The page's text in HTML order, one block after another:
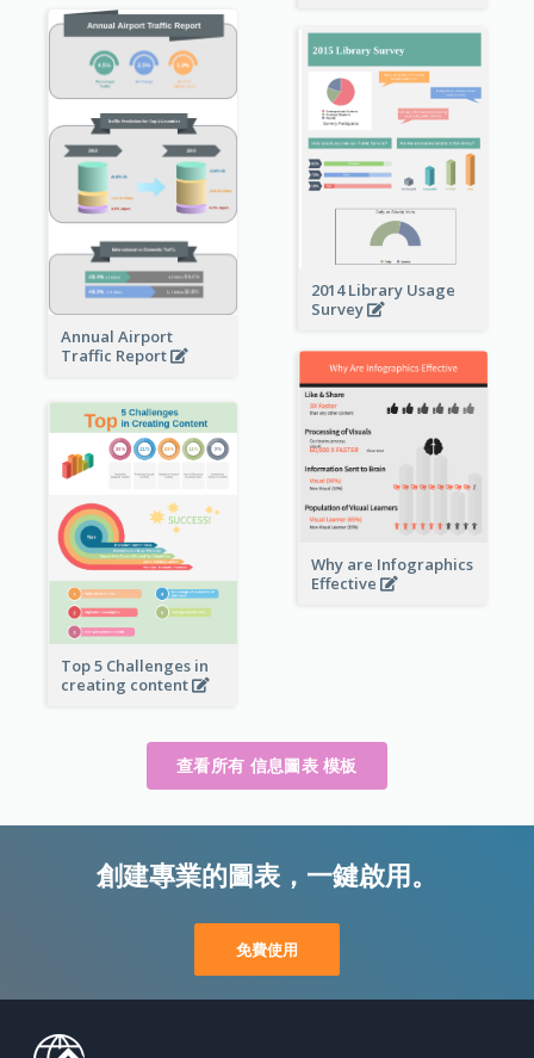
Annual Airport
Traffic Report
2014 Library Usage
Survey
Why are Infographics
Effective
Top 5 Challenges in
creating content
查看所有 信息圖表 模板
創建專業的圖表，一鍵啟用。
免費使用